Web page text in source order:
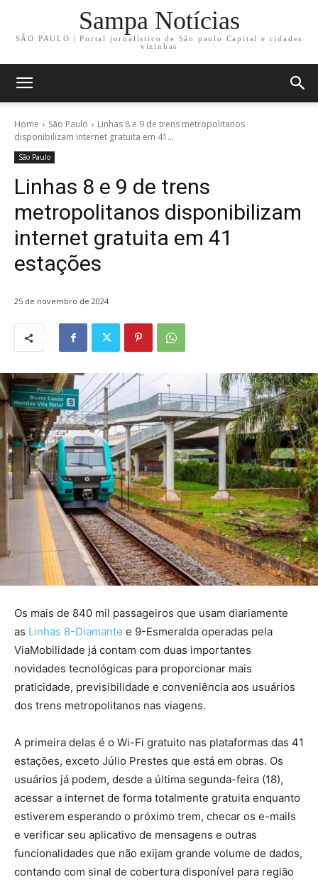
Sampa Notícias
SÃO PAULO | Portal jornalístico de São paulo Capital e cidades
vizinhas
Home São Paulo
Linhas 8 e 9 de trens metropolitanos
disponibilizam internet gratuita em 41...
São Paulo
Linhas 8 e 9 de trens
metropolitanos disponibilizam
internet gratuita em 41
estações
25 de novembro de 2024
Os mais de 840 mil passageiros que usam diariamente
as Linhas 8-Diamante e 9-Esmeralda operadas pela
ViaMobilidade já contam com duas importantes
novidades tecnológicas para proporcionar mais
praticidade, previsibilidade e conveniência aos usuários
dos trens metropolitanos nas viagens.
A primeira delas é o Wi-Fi gratuito nas plataformas das 41
estações, exceto Júlio Prestes que está em obras. Os
usuários já podem, desde a última segunda-feira (18),
acessar a internet de forma totalmente gratuita enquanto
estiverem esperando o próximo trem, checar os e-mails
e verificar seu aplicativo de mensagens e outras
funcionalidades que não exijam grande volume de dados,
contando com sinal de cobertura disponível para região